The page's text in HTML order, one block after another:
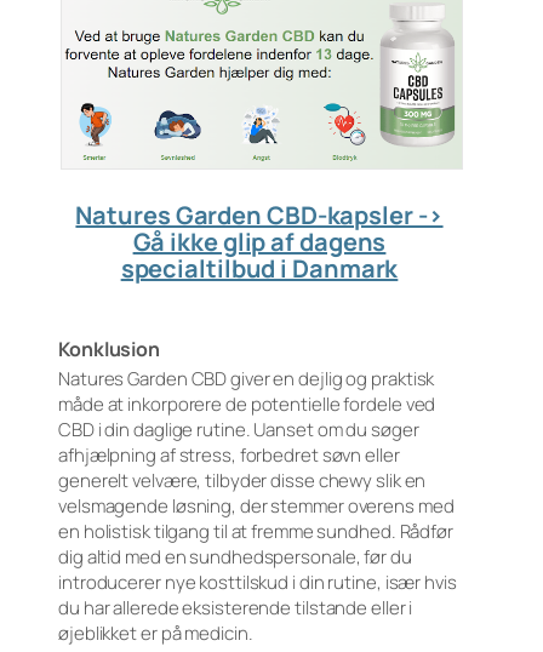
Natures Garden CBD-kapsler ->
Gå ikke glip af dagens
specialtilbud i Danmark
Konklusion
Natures Garden CBD giver en dejlig og praktisk
måde at inkorporere de potentielle fordele ved
CBD i din daglige rutine. Uanset om du søger
afhjælpning af stress, forbedret søvn eller
generelt velvære, tilbyder disse chewy slik en
velsmagende løsning, der stemmer overens med
en holistisk tilgang til at fremme sundhed. Rådfør
dig altid med en sundhedspersonale, før du
introducerer nye kosttilskud i din rutine, især hvis
du har allerede eksisterende tilstande eller i
øjeblikket er på medicin.